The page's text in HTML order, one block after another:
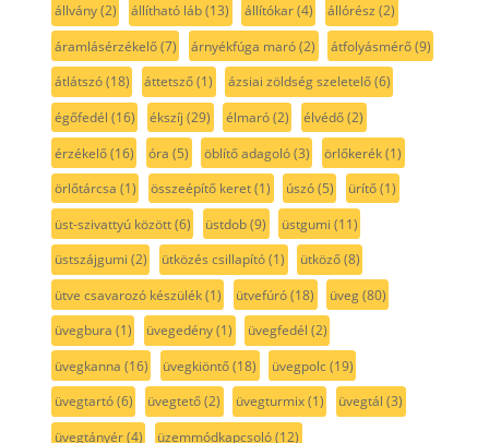
állvány(2) állítható láb(13) állítókar(4) állórész (2)
áramlásérzékelő(7) árnyékfúga maró(2) átfolyásmérő(9)
átlátszó(18) áttetsző(1) ázsiai zöldség szeletelő(6)
égőfedél (16) ékszíj (29) élmaró(2) élvédő(2)
érzékelő(16) óra (5) öblítő adagoló(3) örlőkerék(1)
örlőtárcsa (1) összeépítő keret(1) úszó(5) ürítő(1)
üst-szivattyú között(6) üstdob(9) üstgumi (11)
üstszájgumi (2) ütközés csillapító(1) ütköző(8)
ütve csavarozó készülék(1) ütvefúró(18) üveg(80)
üvegbura (1) üvegedény(1) üvegfedél (2)
üvegkanna (16) üvegkiöntő(18) üvegpolc(19)
üvegtartó(6) üvegtető(2) üvegturmix(1) üvegtál (3)
üvegtányér(4) üzemmódkapcsoló(12)